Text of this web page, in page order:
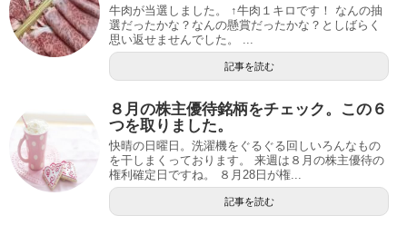
牛肉が当選しました。 ↑牛肉１キロです！ なんの抽
選だったかな？なんの懸賞だったかな？としばらく
思い返せませんでした。 ...
記事を読む
８月の株主優待銘柄をチェック。この６
つを取りました。
快晴の日曜日。洗濯機をぐるぐる回しいろんなもの
を干しまくっております。 来週は８月の株主優待の
権利確定日ですね。 ８月28日が権...
記事を読む